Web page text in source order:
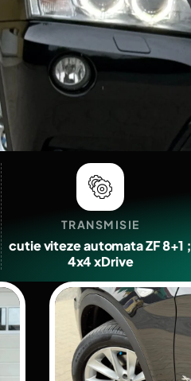
TRANSMISIE
cutie viteze automata ZF 8+1 ;
4x4 xDrive